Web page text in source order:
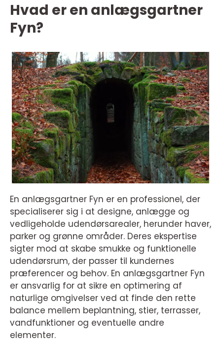
Hvad er en anlægsgartner
Fyn?
En anlægsgartner Fyn er en professionel, der
specialiserer sig i at designe, anlægge og
vedligeholde udendørsarealer, herunder haver,
parker og grønne områder. Deres ekspertise
sigter mod at skabe smukke og funktionelle
udendørsrum, der passer til kundernes
præferencer og behov. En anlægsgartner Fyn
er ansvarlig for at sikre en optimering af
naturlige omgivelser ved at finde den rette
balance mellem beplantning, stier, terrasser,
vandfunktioner og eventuelle andre
elementer.